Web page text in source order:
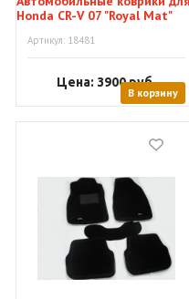
Honda CR-V 07 "Royal Mat"
Артикул: 18481
Цена: 3900руб.
В корзину